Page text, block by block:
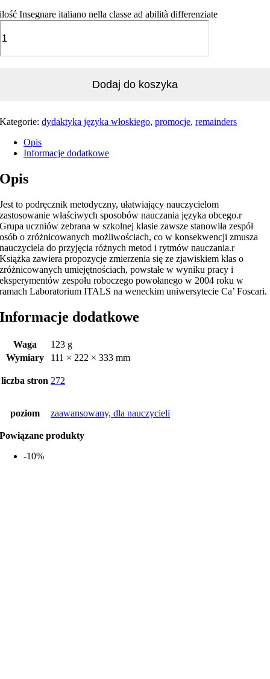
ilość Insegnare italiano nella classe ad abilità differenziate
Dodaj do koszyka
Kategorie:dydaktyka języka włoskiego,promocje,remainders
Opis
Informacje dodatkowe
Opis
Jest to podręcznik metodyczny, ułatwiający nauczycielom
zastosowanie właściwych sposobów nauczania języka obcego.r
Grupa uczniów zebrana w szkolnej klasie zawsze stanowiła zespół
osób o zróżnicowanych możliwościach, co w konsekwencji zmusza
nauczyciela do przyjęcia różnych metod i rytmów nauczania.r
Książka zawiera propozycje zmierzenia się ze zjawiskiem klas o
zróżnicowanych umiejętnościach, powstałe w wyniku pracy i
eksperymentów zespołu roboczego powołanego w 2004 roku w
ramach Laboratorium ITALS na weneckim uniwersytecie Ca’ Foscari.
Informacje dodatkowe
Waga
123 g
Wymiary
111 × 222 × 333 mm
liczba stron 272
poziom zaawansowany, dla nauczycieli
Powiązane produkty
-10%